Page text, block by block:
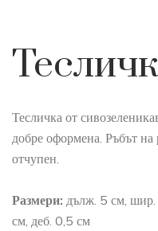
Тесличка от
добре оформена. Ръбът
отчупен.
Размери: дълж. 5 см, шир.
см, деб. 0,5 см